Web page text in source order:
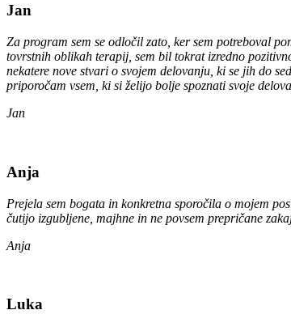
Jan
Za program sem se odločil zato, ker sem potreboval
tovrstnih oblikah terapij, sem bil tokrat izredno
nekatere nove stvari o svojem delovanju, ki se jih do
priporočam vsem, ki si želijo bolje spoznati svoje
Jan
Anja
Prejela sem bogata in konkretna sporočila o mojem
čutijo izgubljene, majhne in ne povsem prepričane
Anja
Luka